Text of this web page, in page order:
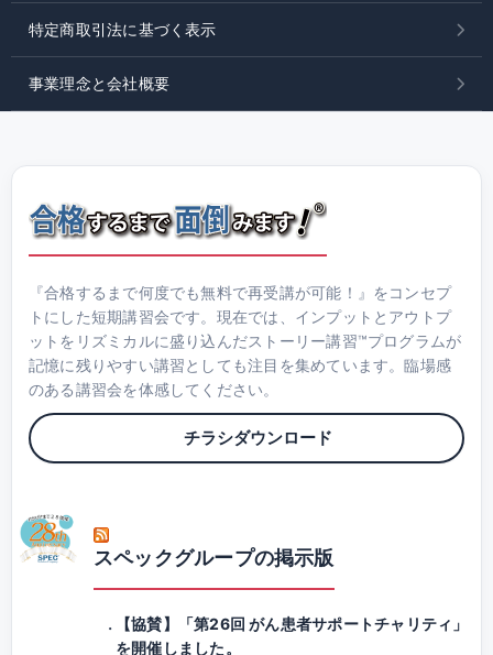
特定商取引法に基づく表示
事業理念と会社概要
『合格するまで何度でも無料で再受講が可能！』をコンセプ
トにした短期講習会です。現在では、インプットとアウトプ
ットをリズミカルに盛り込んだストーリー講習™プログラムが
記憶に残りやすい講習としても注目を集めています。臨場感
のある講習会を体感してください。
チラシダウンロード
スペックグループの掲示版
【協賛】「第26回 がん患者サポートチャリティ」
を開催しました。